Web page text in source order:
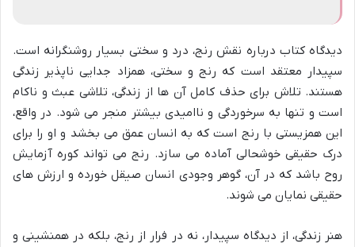
دیدگاه کتاب درباره نقش رنج، درد و سختی بسیار روشنگرانه است.
سپیدار معتقد است که رنج و سختی، همزاد جدایی ناپذیر زندگی
هستند. تلاش برای حذف کامل آن ها از زندگی، تلاشی عبث و ناکام
است و تنها به سرخوردگی و ناامیدی بیشتر منجر می شود. در واقع،
این همزیستی با رنج است که به انسان عمق می بخشد و او را برای
درک حقیقی خوشحالی آماده می سازد. رنج می تواند کوره آزمایش
روح باشد که در آن، گوهر وجودی انسان صیقل خورده و ارزش های
حقیقی نمایان می شوند.
هنر زندگی، از دیدگاه سپیدار، نه در فرار از رنج، بلکه در همنشینی و